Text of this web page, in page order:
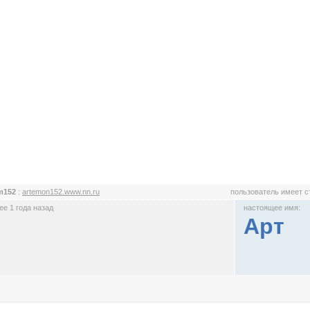
: artemon152.www.nn.ru
пользователь имеет
1 года назад
настоящее имя:
Арт